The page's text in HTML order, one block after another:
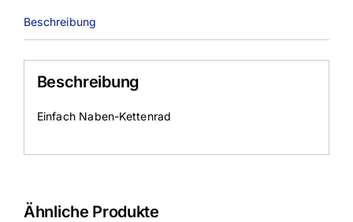
Beschreibung
Beschreibung
Einfach Naben-Kettenrad
Ähnliche Produkte